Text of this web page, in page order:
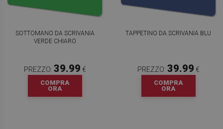
SOTTOMANO DA SCRIVANIA
VERDE CHIARO
PREZZO: 39.99 €
COMPRA
ORA
TAPPETINO DA SCRIVANIA BLU
PREZZO: 39.99 €
COMPRA
ORA